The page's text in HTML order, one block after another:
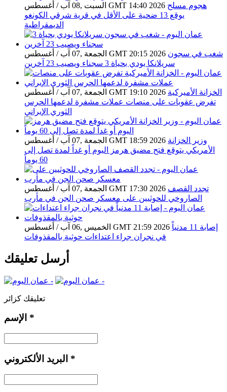
السبت ,08 آب / أغسطس GMT 14:40 2026 هجوم مسلح
يوقع 13 ضحية على الأقل في قرية شرقي الكونغو
الديمقراطية
الجمعة ,07 آب / أغسطس GMT 20:15 2026 شغب في سجون
سريلانكا يودي بحياة 3 سجناء ويصيب 23 آخرين
الجمعة ,07 آب / أغسطس GMT 19:10 2026 الخزانة الأميركية
تفرض عقوبات على منصات عملات مشفرة لدعمها الحرس
الثوري الإيراني
الجمعة ,07 آب / أغسطس GMT 18:59 2026 وزير الخزانة
الأمريكي يتوقع فتح مضيق هرمز اليوم أو غداً لمدة تصل إلى
60 يوماً
الجمعة ,07 آب / أغسطس GMT 17:30 2026 تجدد القصف
الصاروخي للحوثيين على معسكر صحن الجن في مأرب
الخميس ,06 آب / أغسطس GMT 21:59 2026 إصابة 11 مدنياً
في نجران جراء اعتداءات حوثية بالمقذوفات
أرسل تعليقك
تعليقك كزائر
*
*